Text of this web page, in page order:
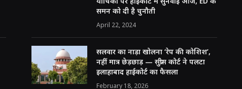
समन को दी है चुनौती
April 22, 2024
सलवार का नाड़ा खोलना ‘रेप की कोशिश’,
नहीं मात्र छेड़छाड़ — सुप्रीम कोर्ट ने पलटा
इलाहाबाद हाईकोर्ट का फैसला
February 18, 2026